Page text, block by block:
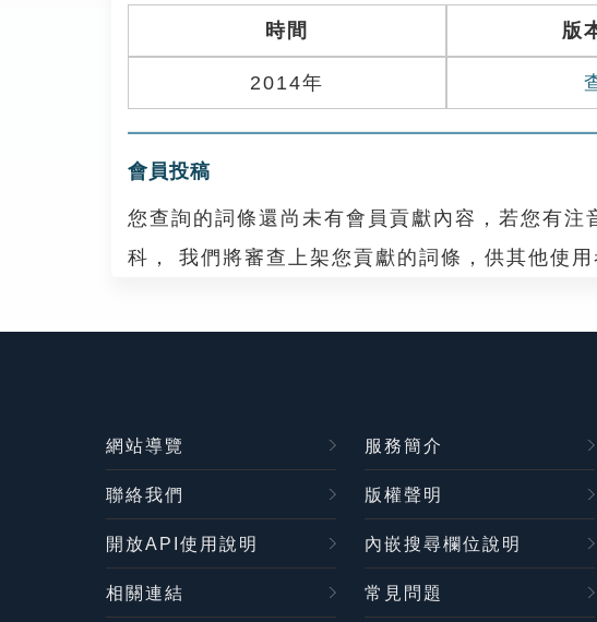
時間 版
2014年
會員投稿
您查詢的詞條還尚未有會員貢獻內容，若您有
科， 我們將審查上架您貢獻的詞條，供其他使用
網站導覽 服務簡介
聯絡我們 版權聲明
開放API使用說明 內嵌搜尋欄位說明
相關連結 常見問題